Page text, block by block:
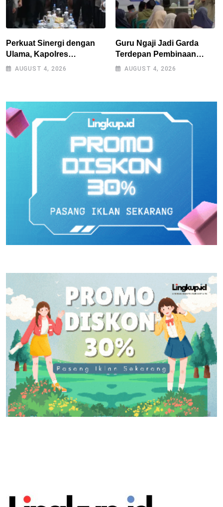
Perkuat Sinergi dengan
Ulama, Kapolres
Tasikmalaya Safari
AUGUST 4, 2026
Guru Ngaji Jadi Garda
Terdepan Pembinaan
Umat, As-Syifa Perkuat
AUGUST 4, 2026